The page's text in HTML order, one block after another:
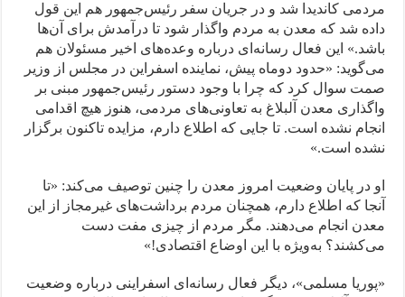
مردمی کاندیدا شد و در جریان سفر رئیس‌جمهور هم این قول
داده شد که معدن به مردم واگذار شود تا درآمدش برای آن‌ها
باشد.» این فعال رسانه‌ای درباره وعده‌های اخیر مسئولان هم
می‌گوید: «حدود دوماه پیش، نماینده اسفراین در مجلس از وزیر
صمت سوال کرد که چرا با وجود دستور رئیس‌جمهور مبنی بر
واگذاری معدن آلبلاغ به تعاونی‌های مردمی، هنوز هیچ اقدامی
انجام نشده است. تا جایی که اطلاع دارم، مزایده تاکنون برگزار
نشده است.»
او در پایان وضعیت امروز معدن را چنین توصیف می‌کند: «تا
آنجا که اطلاع دارم، همچنان مردم برداشت‌های غیرمجاز از این
معدن انجام می‌دهند. مگر مردم از چیزی مفت دست
می‌کشند؟ به‌ویژه با این اوضاع اقتصادی!»
«پوریا مسلمی»، دیگر فعال رسانه‌ای اسفراینی درباره وضعیت